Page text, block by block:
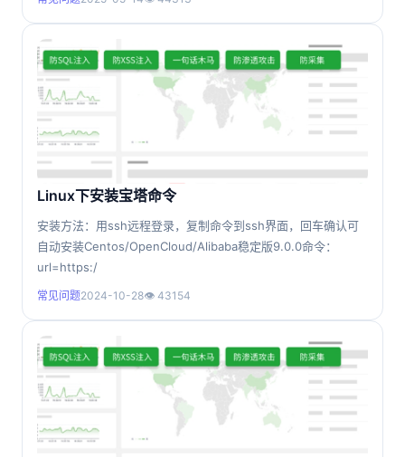
Linux下安装宝塔命令
安装方法：用ssh远程登录，复制命令到ssh界面，回车确认可
自动安装Centos/OpenCloud/Alibaba稳定版9.0.0命令：
url=https:/
常见问题2024-10-28👁 43154